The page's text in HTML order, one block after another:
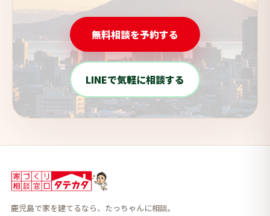
無料相談を予約する
LINEで気軽に相談する
鹿児島で家を建てるなら、たっちゃんに相談。